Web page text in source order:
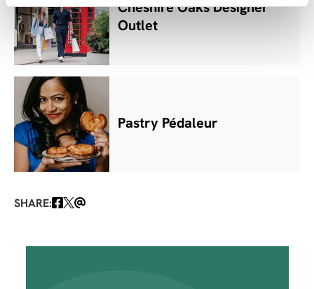
Cheshire Oaks Designer
Outlet
Pastry Pédaleur
SHARE: